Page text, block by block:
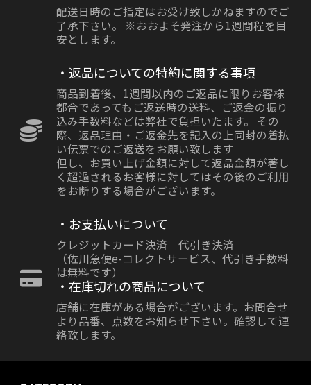
配送日時のご指定はお受け致しかねますのでご
了承下さい。 ※おおよそ発注から1週間程を目
安とします。
・返品についての特約に関する事項
商品到着後、1週間以内のご返品に限りお客様
都合であってもご返送時の送料、ご返金の振り
込み手数料などは弊社で負担いたます。 その
際、返品理由・ご返金先を記入の上同封の着払
い伝票でのご返送をお願い致します
但し、お買い上げ金額に対して返品金額が著し
く超過されるお客様に対してはその後のご利用
をお断りする場合がございます。
・お支払いについて
クレジットカード決済 代引き決済
（佐川急便e-コレクトサービス、代引き手数料
は無料です）
・在庫切れの商品について
店舗に在庫がある場合がございます。お問合せ
より品番、点数をお知らせ下さい。確認して連
絡致します。